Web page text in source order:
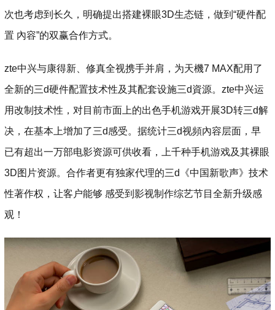
次也考虑到长久，明确提出搭建裸眼3D生态链，做到“硬件配
置 內容”的双赢合作方式。
zte中兴与康得新、修真全视携手并肩，为天機7 MAX配用了
全新的三d硬件配置技术性及其配套设施三d資源。zte中兴运
用改制技术性，对目前市面上的出色手机游戏开展3D转三d解
决，在基本上增加了三d感受。据统计三d视頻內容层面，早
已有超出一万部电影资源可供收看，上千种手机游戏及其裸眼
3D图片资源。合作者更有独家代理的三d《中国新歌声》技术
性著作权，让客户能够 感受到影视制作综艺节目全新升级感
观！